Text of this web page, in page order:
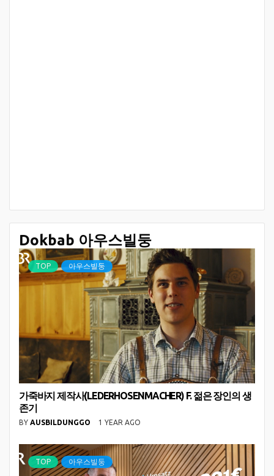
Dokbab 아우스빌둥
TOP 아우스빌둥
가죽바지 제작사(LEDERHOSENMACHER) F. 젊은 장인의 생
존기
BY AUSBILDUNGGO 1 YEAR AGO
TOP 아우스빌둥